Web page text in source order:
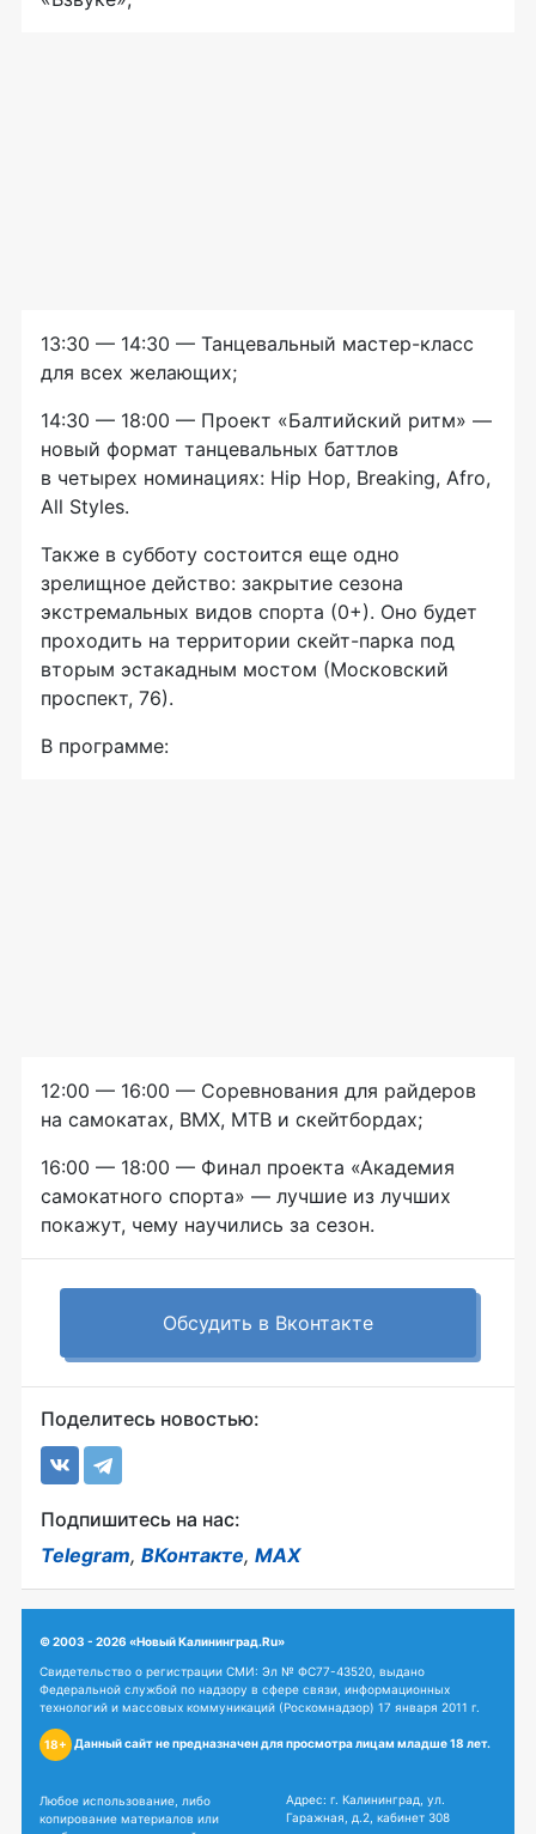
13:30 — 14:30 — Танцевальный мастер-класс
для всех желающих;
14:30 — 18:00 — Проект «Балтийский ритм» —
новый формат танцевальных баттлов
в четырех номинациях: Hip Hop, Breaking, Afro,
All Styles.
Также в субботу состоится еще одно
зрелищное действо: закрытие сезона
экстремальных видов спорта (0+). Оно будет
проходить на территории скейт-парка под
вторым эстакадным мостом (Московский
проспект, 76).
В программе:
12:00 — 16:00 — Соревнования для райдеров
на самокатах, BMX, MTB и скейтбордах;
16:00 — 18:00 — Финал проекта «Академия
самокатного спорта» — лучшие из лучших
покажут, чему научились за сезон.
Обсудить в Вконтакте
Поделитесь новостью:
Подпишитесь на нас:
Telegram, ВКонтакте, MAX
© 2003 - 2026 «Новый Калининград.Ru»
Свидетельство о регистрации СМИ: Эл № ФС77-43520, выдано
Федеральной службой по надзору в сфере связи, информационных
технологий и массовых коммуникаций (Роскомнадзор) 17 января 2011 г.
18+ Данный сайт не предназначен для просмотра лицам младше 18 лет.
Любое использование, либо
копирование материалов или
Адрес: г. Калининград, ул.
Гаражная, д.2, кабинет 308